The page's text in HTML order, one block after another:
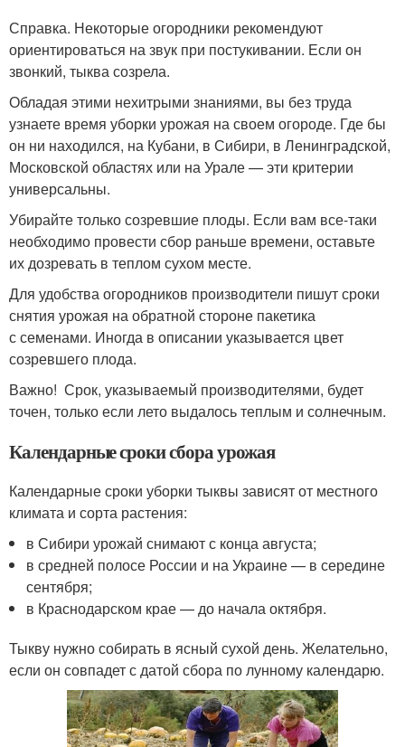
Справка. Некоторые огородники рекомендуют
ориентироваться на звук при постукивании. Если он
звонкий, тыква созрела.
Обладая этими нехитрыми знаниями, вы без труда
узнаете время уборки урожая на своем огороде. Где бы
он ни находился, на Кубани, в Сибири, в Ленинградской,
Московской областях или на Урале — эти критерии
универсальны.
Убирайте только созревшие плоды. Если вам все-таки
необходимо провести сбор раньше времени, оставьте
их дозревать в теплом сухом месте.
Для удобства огородников производители пишут сроки
снятия урожая на обратной стороне пакетика
с семенами. Иногда в описании указывается цвет
созревшего плода.
Важно! Срок, указываемый производителями, будет
точен, только если лето выдалось теплым и солнечным.
Календарные сроки сбора урожая
Календарные сроки уборки тыквы зависят от местного
климата и сорта растения:
в Сибири урожай снимают с конца августа;
в средней полосе России и на Украине — в середине
сентября;
в Краснодарском крае — до начала октября.
Тыкву нужно собирать в ясный сухой день. Желательно,
если он совпадет с датой сбора по лунному календарю.